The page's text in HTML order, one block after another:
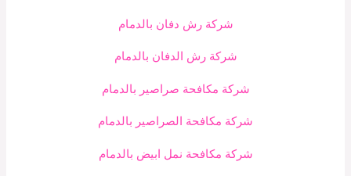
شركة رش دفان بالدمام
شركة رش الدفان بالدمام
شركة مكافحة صراصير بالدمام
شركة مكافحة الصراصير بالدمام
شركة مكافحة نمل ابيض بالدمام